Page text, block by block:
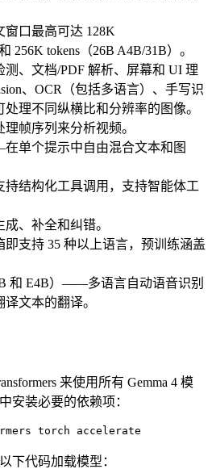
口最高可达 128K
256K tokens（26B A4B/31B）。
、文档/PDF 解析、屏幕和 UI 理
、OCR（包括多语言）、手写识
理不同纵横比和分辨率的图像。
帧序列来分析视频。
单个提示中自由混合文本和图
结构化工具调用，支持智能体工
、补全和纠错。
支持 35 种以上语言，预训练涵盖
和 E4B）——多语言自动语音识别
译文本的翻译。
来使用所有 Gemma 4 模
安装必要的依赖项：
torch accelerate
下代码加载模型：